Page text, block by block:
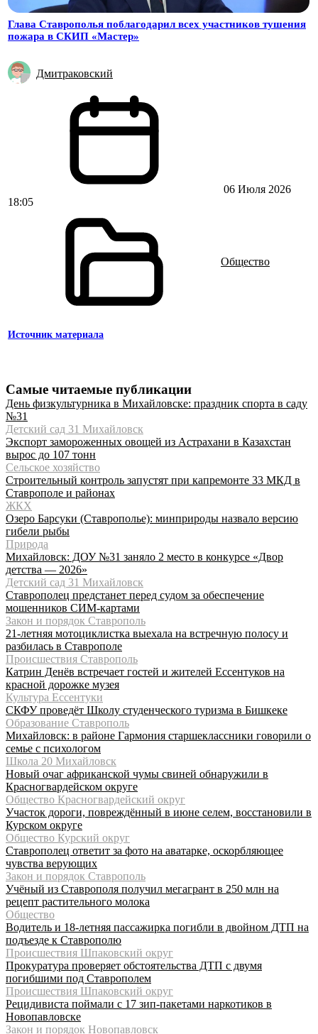
Глава Ставрополья поблагодарил всех участников тушения
пожара в СКИП «Мастер»
Дмитраковский
06 Июля 2026
18:05
Общество
Источник материала
Самые читаемые публикации
День физкультурника в Михайловске: праздник спорта в саду
№31
Детский сад 31 Михайловск
Экспорт замороженных овощей из Астрахани в Казахстан
вырос до 107 тонн
Сельское хозяйство
Строительный контроль запустят при капремонте 33 МКД в
Ставрополе и районах
ЖКХ
Озеро Барсуки (Ставрополье): минприроды назвало версию
гибели рыбы
Природа
Михайловск: ДОУ №31 заняло 2 место в конкурсе «Двор
детства — 2026»
Детский сад 31 Михайловск
Ставрополец предстанет перед судом за обеспечение
мошенников СИМ-картами
Закон и порядок Ставрополь
21-летняя мотоциклистка выехала на встречную полосу и
разбилась в Ставрополе
Происшествия Ставрополь
Катрин Денёв встречает гостей и жителей Ессентуков на
красной дорожке музея
Культура Ессентуки
СКФУ проведёт Школу студенческого туризма в Бишкеке
Образование Ставрополь
Михайловск: в районе Гармония старшеклассники говорили о
семье с психологом
Школа 20 Михайловск
Новый очаг африканской чумы свиней обнаружили в
Красногвардейском округе
Общество Красногвардейский округ
Участок дороги, повреждённый в июне селем, восстановили в
Курском округе
Общество Курский округ
Ставрополец ответит за фото на аватарке, оскорбляющее
чувства верующих
Закон и порядок Ставрополь
Учёный из Ставрополя получил мегагрант в 250 млн на
рецепт растительного молока
Общество
Водитель и 18-летняя пассажирка погибли в двойном ДТП на
подъезде к Ставрополю
Происшествия Шпаковский округ
Прокуратура проверяет обстоятельства ДТП с двумя
погибшими под Ставрополем
Происшествия Шпаковский округ
Рецидивиста поймали с 17 зип-пакетами наркотиков в
Новопавловске
Закон и порядок Новопавловск